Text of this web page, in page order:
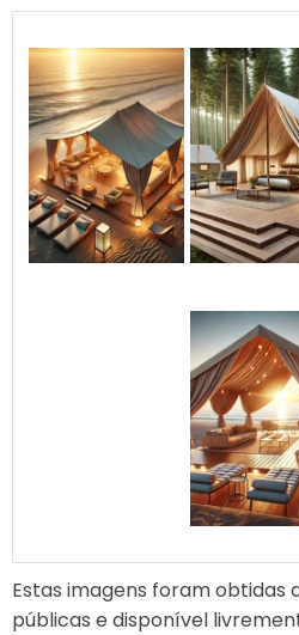
Estas imagens foram obtidas
públicas e disponível